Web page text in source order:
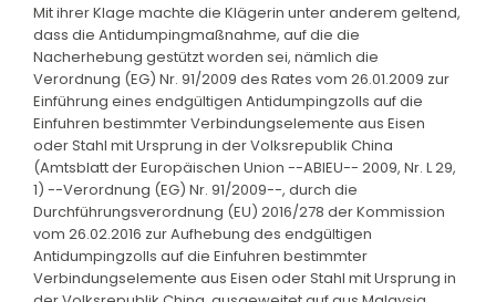
Mit ihrer Klage machte die Klägerin unter anderem geltend,
dass die Antidumpingmaßnahme, auf die die
Nacherhebung gestützt worden sei, nämlich die
Verordnung (EG) Nr. 91/2009 des Rates vom 26.01.2009 zur
Einführung eines endgültigen Antidumpingzolls auf die
Einfuhren bestimmter Verbindungselemente aus Eisen
oder Stahl mit Ursprung in der Volksrepublik China
(Amtsblatt der Europäischen Union --ABlEU-- 2009, Nr. L 29,
1) --Verordnung (EG) Nr. 91/2009--, durch die
Durchführungsverordnung (EU) 2016/278 der Kommission
vom 26.02.2016 zur Aufhebung des endgültigen
Antidumpingzolls auf die Einfuhren bestimmter
Verbindungselemente aus Eisen oder Stahl mit Ursprung in